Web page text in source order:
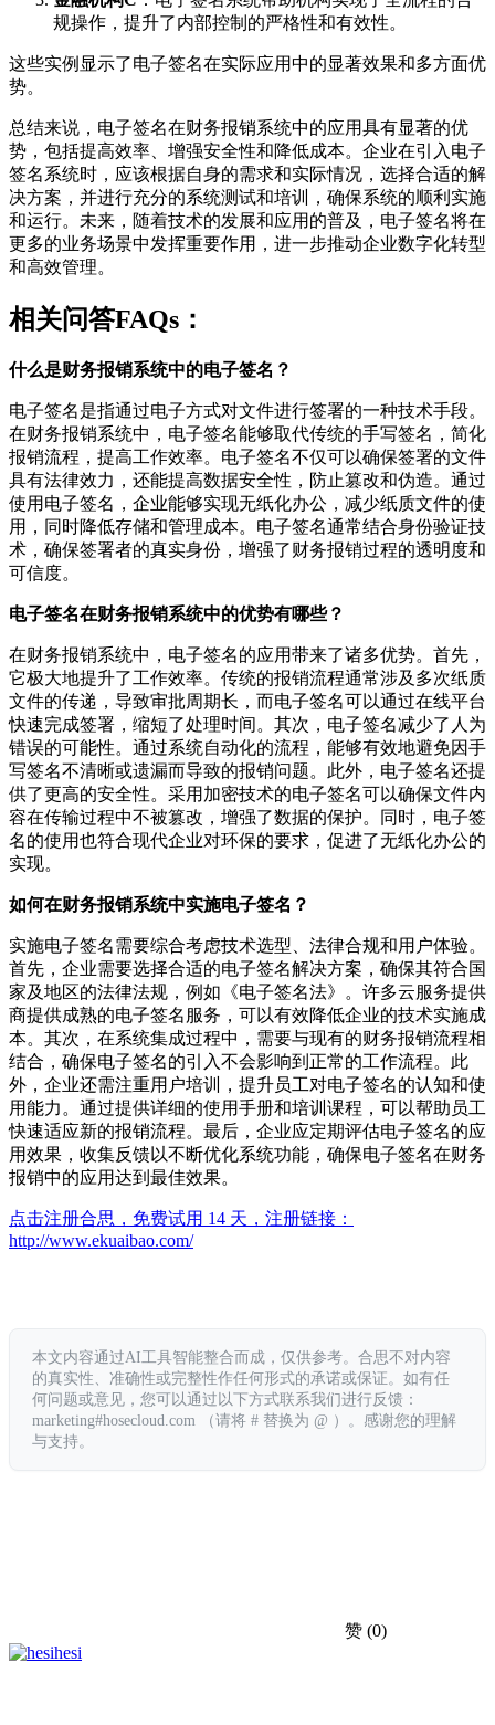
规操作，提升了内部控制的严格性和有效性。
这些实例显示了电子签名在实际应用中的显著效果和多方面优
势。
总结来说，电子签名在财务报销系统中的应用具有显著的优
势，包括提高效率、增强安全性和降低成本。企业在引入电子
签名系统时，应该根据自身的需求和实际情况，选择合适的解
决方案，并进行充分的系统测试和培训，确保系统的顺利实施
和运行。未来，随着技术的发展和应用的普及，电子签名将在
更多的业务场景中发挥重要作用，进一步推动企业数字化转型
和高效管理。
相关问答FAQs：
什么是财务报销系统中的电子签名？
电子签名是指通过电子方式对文件进行签署的一种技术手段。
在财务报销系统中，电子签名能够取代传统的手写签名，简化
报销流程，提高工作效率。电子签名不仅可以确保签署的文件
具有法律效力，还能提高数据安全性，防止篡改和伪造。通过
使用电子签名，企业能够实现无纸化办公，减少纸质文件的使
用，同时降低存储和管理成本。电子签名通常结合身份验证技
术，确保签署者的真实身份，增强了财务报销过程的透明度和
可信度。
电子签名在财务报销系统中的优势有哪些？
在财务报销系统中，电子签名的应用带来了诸多优势。首先，
它极大地提升了工作效率。传统的报销流程通常涉及多次纸质
文件的传递，导致审批周期长，而电子签名可以通过在线平台
快速完成签署，缩短了处理时间。其次，电子签名减少了人为
错误的可能性。通过系统自动化的流程，能够有效地避免因手
写签名不清晰或遗漏而导致的报销问题。此外，电子签名还提
供了更高的安全性。采用加密技术的电子签名可以确保文件内
容在传输过程中不被篡改，增强了数据的保护。同时，电子签
名的使用也符合现代企业对环保的要求，促进了无纸化办公的
实现。
如何在财务报销系统中实施电子签名？
实施电子签名需要综合考虑技术选型、法律合规和用户体验。
首先，企业需要选择合适的电子签名解决方案，确保其符合国
家及地区的法律法规，例如《电子签名法》。许多云服务提供
商提供成熟的电子签名服务，可以有效降低企业的技术实施成
本。其次，在系统集成过程中，需要与现有的财务报销流程相
结合，确保电子签名的引入不会影响到正常的工作流程。此
外，企业还需注重用户培训，提升员工对电子签名的认知和使
用能力。通过提供详细的使用手册和培训课程，可以帮助员工
快速适应新的报销流程。最后，企业应定期评估电子签名的应
用效果，收集反馈以不断优化系统功能，确保电子签名在财务
报销中的应用达到最佳效果。
点击注册合思，免费试用 14 天，注册链接：
http://www.ekuaibao.com/
本文内容通过AI工具智能整合而成，仅供参考。合思不对内容
的真实性、准确性或完整性作任何形式的承诺或保证。如有任
何问题或意见，您可以通过以下方式联系我们进行反馈：
marketing#hosecloud.com （请将 # 替换为 @ ）。感谢您的理解
与支持。
赞 (0)
hesi